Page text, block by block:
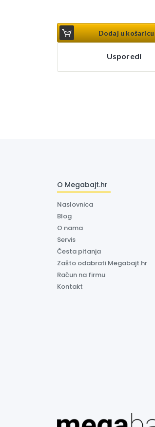
Dodaj u košaricu
Usporedi
O Megabajt.hr
Naslovnica
Blog
O nama
Servis
Česta pitanja
Zašto odabrati Megabajt.hr
Račun na firmu
Kontakt